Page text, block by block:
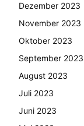
Dezember 2023
November 2023
Oktober 2023
September 2023
August 2023
Juli 2023
Juni 2023